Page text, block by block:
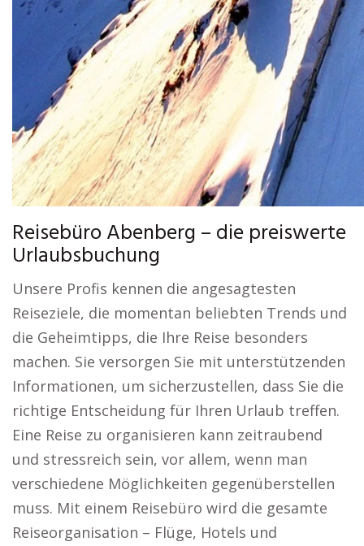
Reisebüro Abenberg – die preiswerte
Urlaubsbuchung
Unsere Profis kennen die angesagtesten
Reiseziele, die momentan beliebten Trends und
die Geheimtipps, die Ihre Reise besonders
machen. Sie versorgen Sie mit unterstützenden
Informationen, um sicherzustellen, dass Sie die
richtige Entscheidung für Ihren Urlaub treffen.
Eine Reise zu organisieren kann zeitraubend
und stressreich sein, vor allem, wenn man
verschiedene Möglichkeiten gegenüberstellen
muss. Mit einem Reisebüro wird die gesamte
Reiseorganisation – Flüge, Hotels und